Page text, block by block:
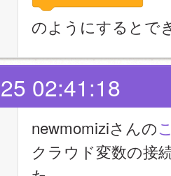
のようにするとで
02:41:18
newmomiziさんの
クラウド変数の接